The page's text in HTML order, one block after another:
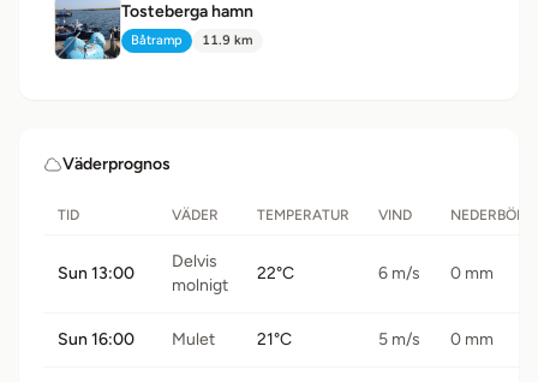
Tosteberga hamn
Typ:
Båtramp Avstånd:
11.9 km
Väderprognos
TID VÄDER TEMPERATUR VIND NEDERBÖRD
Sun 13:00
Delvis
molnigt
22°C 6 m/s 0 mm
Sun 16:00 Mulet 21°C 5 m/s 0 mm